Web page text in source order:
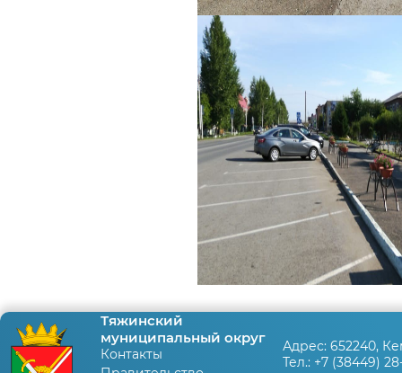
Тяжинский
муниципальный округ
Контакты
Адрес: 652240,
Тел.: +7 (38449)